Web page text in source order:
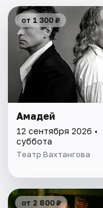
от 1 300 ₽
Амадей
12 сентября 2026 •
суббота
Театр Вахтангова
от 2 800 ₽